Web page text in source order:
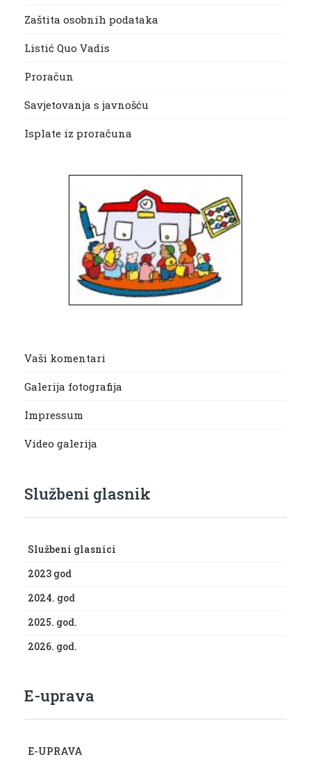
Zaštita osobnih podataka
Listić Quo Vadis
Proračun
Savjetovanja s javnošću
Isplate iz proračuna
Vaši komentari
Galerija fotografija
Impressum
Video galerija
Službeni glasnik
Službeni glasnici
2023 god
2024. god
2025. god.
2026. god.
E-uprava
E-UPRAVA